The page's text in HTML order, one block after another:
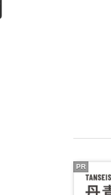
PR